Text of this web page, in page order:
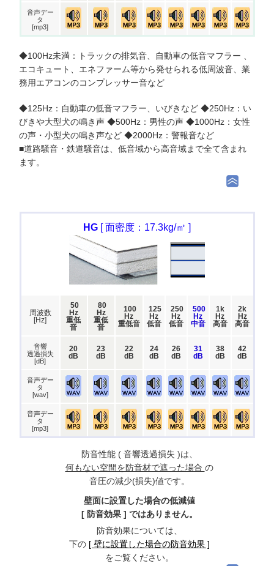
音声デー
タ
[mp3]
◆100Hz未満：トラックの排気音、自動車の低音マフラー 、
エコキュート、エネファーム等から発せられる低周波音、業
務用エアコンのコンプレッサー音など
◆125Hz：自動車の低音マフラー、いびきなど ◆250Hz：い
びきや大型犬の鳴き声 ◆500Hz：男性の声 ◆1000Hz：女性
の声・小型犬の鳴き声など ◆2000Hz：警報音など
■道路騒音・鉄道騒音は、低音域から高音域まで全て含まれ
ます。
HG [ 面密度：17.3kg/㎡ ]
周波数
[Hz]
50
Hz
重低
音
80
Hz
重低
音
100
Hz
重低音
125
Hz
低音
250
Hz
低音
500
Hz
中音
1k
Hz
高音
2k
Hz
高音
音響
透過損失
[dB]
20
dB
23
dB
22
dB
24
dB
26
dB
31
dB
38
dB
42
dB
音声デー
タ
[wav]
音声デー
タ
[mp3]
防音性能 ( 音響透過損失 )は、
何もない空間を防音材で遮った場合 の
音圧の減少(損失)値です。
壁面に設置した場合の低減値
[ 防音効果 ] ではありません。
防音効果については、
下の [ 壁に設置した場合の防音効果 ]
をご覧ください。